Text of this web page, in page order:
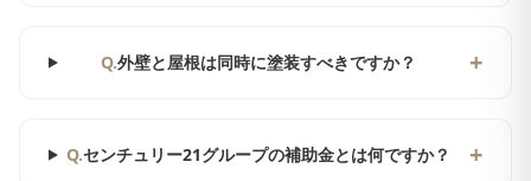
Q.外壁と屋根は同時に塗装すべきですか？ +
Q.センチュリー21グループの補助金とは何ですか？ +